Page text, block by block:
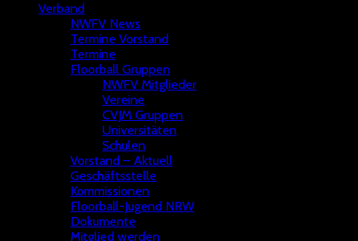
Verband
NWFV News
Termine Vorstand
Termine
Floorball Gruppen
NWFV Mitglieder
Vereine
CVJM Gruppen
Universitäten
Schulen
Vorstand – Aktuell
Geschäftsstelle
Kommissionen
Floorball-Jugend NRW
Dokumente
Mitglied werden